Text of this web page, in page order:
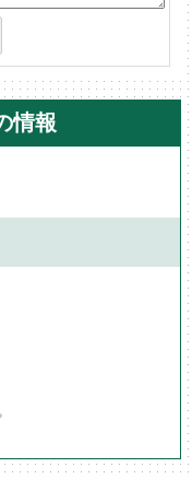
情報